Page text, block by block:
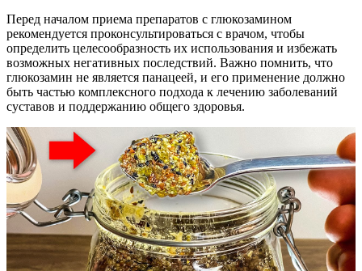
Перед началом приема препаратов с глюкозамином
рекомендуется проконсультироваться с врачом, чтобы
определить целесообразность их использования и избежать
возможных негативных последствий. Важно помнить, что
глюкозамин не является панацеей, и его применение должно
быть частью комплексного подхода к лечению заболеваний
суставов и поддержанию общего здоровья.